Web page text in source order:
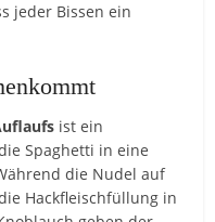
jeder Bissen ein
ist ein
Spaghetti in eine
die Nudel auf
Hackfleischfüllung in